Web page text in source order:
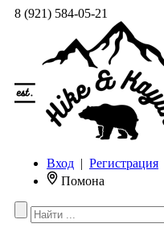
8 (921) 584-05-21
Вход | Регистрация
Помона